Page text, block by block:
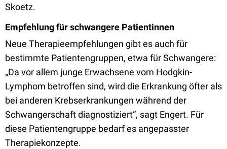
Skoetz.
Empfehlung für schwangere Patientinnen
Neue Therapieempfehlungen gibt es auch für
bestimmte Patientengruppen, etwa für Schwangere:
„Da vor allem junge Erwachsene vom Hodgkin-
Lymphom betroffen sind, wird die Erkrankung öfter als
bei anderen Krebserkrankungen während der
Schwangerschaft diagnostiziert“, sagt Engert. Für
diese Patientengruppe bedarf es angepasster
Therapiekonzepte.